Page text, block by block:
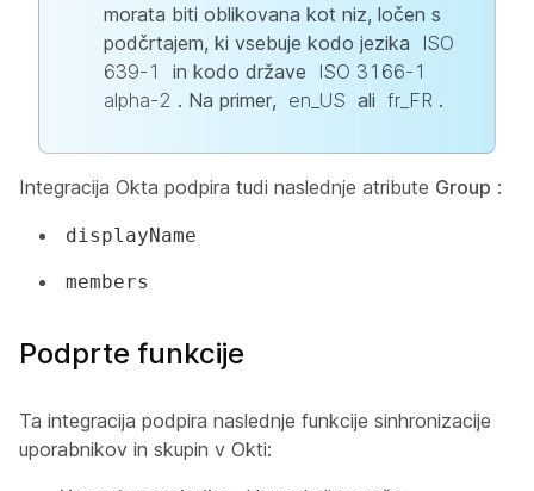
morata biti oblikovana kot niz, ločen s
podčrtajem, ki vsebuje kodo jezika
ISO
639-1
in kodo države
ISO 3166-1
alpha-2 . Na primer, en_US ali fr_FR .
Integracija Okta podpira tudi naslednje atribute Group :
displayName
members
Podprte funkcije
Ta integracija podpira naslednje funkcije sinhronizacije
uporabnikov in skupin v Okti: